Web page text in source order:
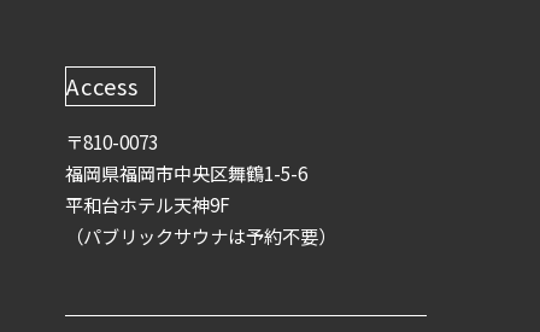
Access
〒810-0073
福岡県福岡市中央区舞鶴1-5-6
平和台ホテル天神9F
（パブリックサウナは予約不要）